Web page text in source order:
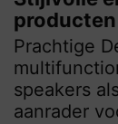
producten
Prachtige
speakers
aanrader